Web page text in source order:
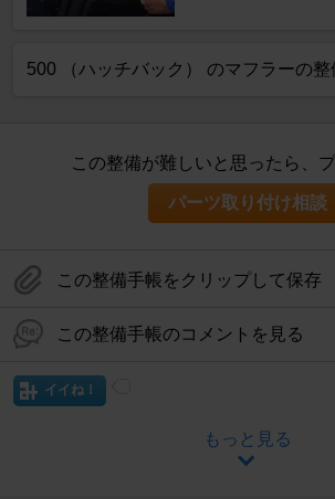
500 （ハッチバック） のマフラーの整
この整備が難しいと思ったら、
パーツ取り付け相談
この整備手帳をクリップして保存
この整備手帳のコメントを見る
イイね！
もっと見る